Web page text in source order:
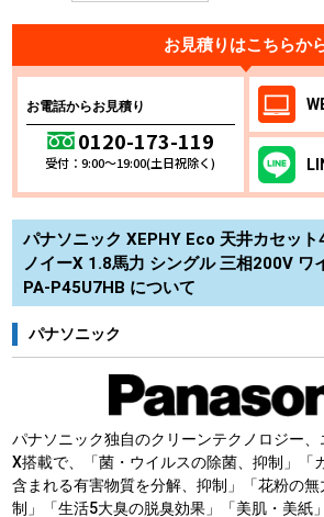
お見積りはこちらか
お電話からお見積り
0120-173-119
受付：9:00～19:00(土日祝除く)
パナソニック XEPHY Eco 天井カセッ
ノイーX 1.8馬力 シングル 三相200V ワ
PA-P45U7HB について
パナソニック
パナソニック独自のクリーンテクノロジー
X搭載で、「菌・ウイルスの除菌、抑制」「
含まれる有害物質を分解、抑制」「花粉の
制」「生活5大臭の脱臭効果」「美肌・美紙